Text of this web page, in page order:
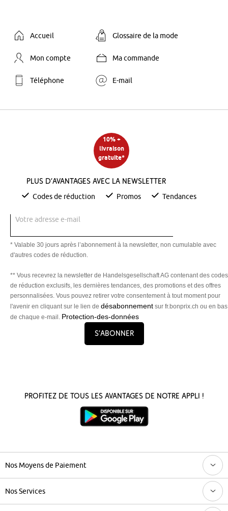
Accueil Glossaire de la mode
Mon compte Ma commande
Téléphone E-mail
10% +
livraison
gratuite*
Plus d’avantages avec la newsletter
Codes de réduction Promos Tendances
Votre adresse e-mail
* Valable 30 jours après l’abonnement à la newsletter, non cumulable avec
d'autres codes de réduction.
** Vous recevrez la newsletter de Handelsgesellschaft AG contenant des codes
de réduction exclusifs, les dernières tendances, des promotions et des offres
personnalisées. Vous pouvez retirer votre consentement à tout moment pour
l'avenir en cliquant sur le lien de désabonnement sur fr.bonprix.ch ou en bas
de chaque e-mail. Protection-des-données
S’abonner
Profitez de tous les avantages de notre appli !
Nos Moyens de Paiement
Nos Services